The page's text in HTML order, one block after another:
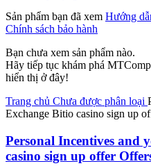
Sản phẩm bạn đã xem Hướng
Chính sách bảo hành
Bạn chưa xem sản phẩm nào.
Hãy tiếp tục khám phá
hiển thị ở đây!
Trang chủ Chưa được phân loại
Exchange Bitio casino sign up
Personal Incentives and
casino sign up offer